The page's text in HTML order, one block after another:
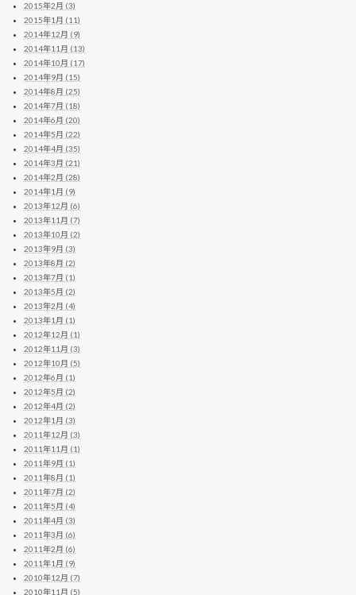
2015年2月 (3)
2015年1月 (11)
2014年12月 (9)
2014年11月 (13)
2014年10月 (17)
2014年9月 (15)
2014年8月 (25)
2014年7月 (18)
2014年6月 (20)
2014年5月 (22)
2014年4月 (35)
2014年3月 (21)
2014年2月 (28)
2014年1月 (9)
2013年12月 (6)
2013年11月 (7)
2013年10月 (2)
2013年9月 (3)
2013年8月 (2)
2013年7月 (1)
2013年5月 (2)
2013年2月 (4)
2013年1月 (1)
2012年12月 (1)
2012年11月 (3)
2012年10月 (5)
2012年6月 (1)
2012年5月 (2)
2012年4月 (2)
2012年1月 (3)
2011年12月 (3)
2011年11月 (1)
2011年9月 (1)
2011年8月 (1)
2011年7月 (2)
2011年5月 (4)
2011年4月 (3)
2011年3月 (6)
2011年2月 (6)
2011年1月 (9)
2010年12月 (7)
2010年11月 (5)